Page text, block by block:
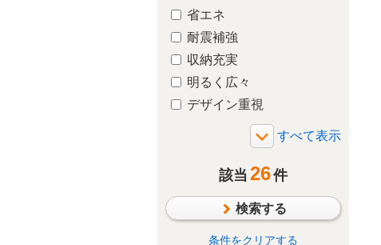
省エネ
耐震補強
収納充実
明るく広々
デザイン重視
増築・減築
断熱・気密
太陽光発電/太陽熱利用
シックハウス対策
防水・雨漏り対策
防犯対策
該当 26件
検索する
条件をクリアする